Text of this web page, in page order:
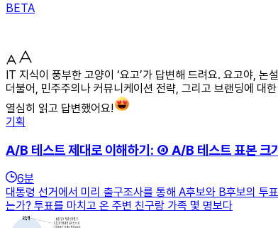
BETA
IT 지식이 풍부한 고양이 ‘요고’가 답변해 드려요. 요고야,
더불어, 민주주의나 커뮤니케이션 전략, 그리고 브랜딩에 대
열심히 읽고 답변했어요!
기획
A/B 테스트 제대로 이해하기: ④ A/B 테스트 표본 크
6분
대통령 선거에서 미리 출구조사를 통해 A후보와 B후보의 투
는가? 투표를 마치고 온 주변 친구랑 가족 몇 명보다